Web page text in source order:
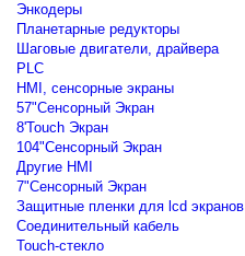
Энкодеры
Планетарные редукторы
Шаговые двигатели, драйвера
PLC
HMI, сенсорные экраны
57"Сенсорный Экран
8'Touch Экран
104"Сенсорный Экран
Другие HMI
7"Сенсорный Экран
Защитные пленки для lcd экранов
Соединительный кабель
Touch-стекло